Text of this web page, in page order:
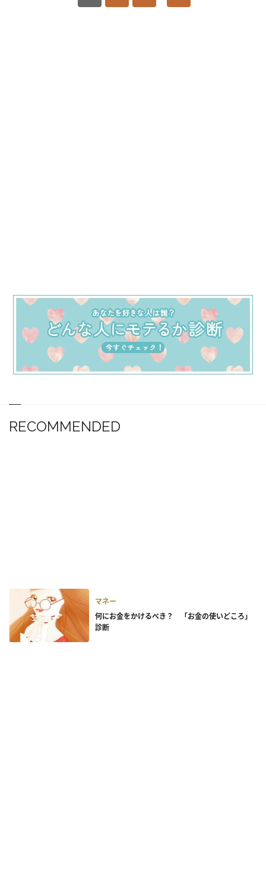
RECOMMENDED
マネー
何にお金をかけるべき？ 「お金の使いどころ」
診断